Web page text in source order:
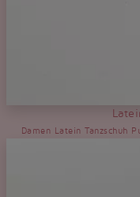
Damen Latein Tanzschuh